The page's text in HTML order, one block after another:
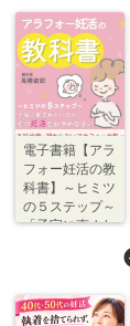
電子書籍【アラ
フォー妊活の教
科書】～ヒミツ
の５ステップ～
「子宝に恵まれ